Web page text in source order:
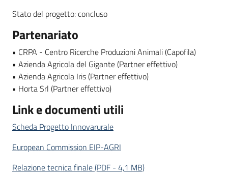
Stato del progetto: concluso
Partenariato
• CRPA - Centro Ricerche Produzioni Animali (Capofila)
• Azienda Agricola del Gigante (Partner effettivo)
• Azienda Agricola Iris (Partner effettivo)
• Horta Srl (Partner effettivo)
Link e documenti utili
Scheda Progetto Innovarurale
European Commission EIP-AGRI
Relazione tecnica finale(PDF - 4,1 MB)